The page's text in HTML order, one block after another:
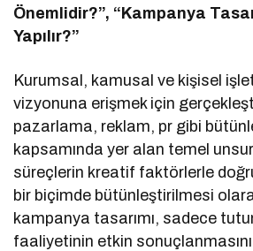
Önemlidir?”, “Kampanya
Yapılır?”
Kurumsal, kamusal ve kişisel
vizyonuna erişmek için
pazarlama, reklam, pr gibi
kapsamında yer alan temel
süreçlerin kreatif faktörlerle
bir biçimde bütünleştirilmesi
kampanya tasarımı, sadece
faaliyetinin etkin